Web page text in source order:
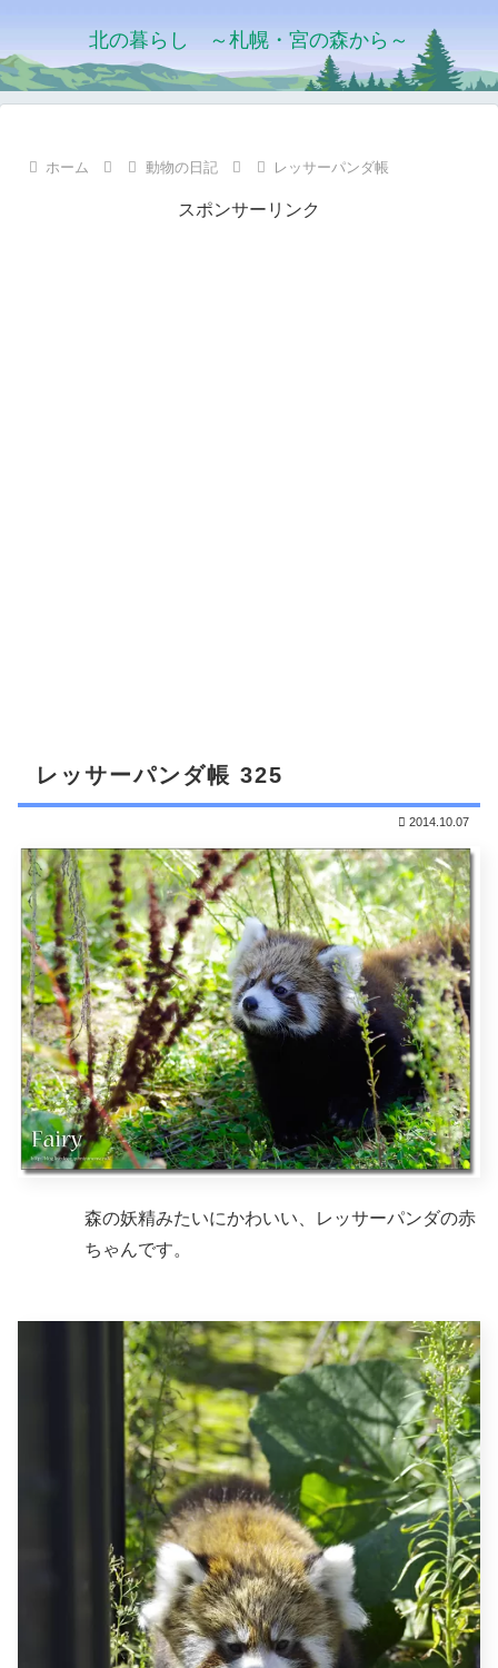
北の暮らし ～札幌・宮の森から～
ホーム 動物の日記 レッサーパンダ帳
スポンサーリンク
レッサーパンダ帳 325
2014.10.07
森の妖精みたいにかわいい、レッサーパンダの赤
ちゃんです。